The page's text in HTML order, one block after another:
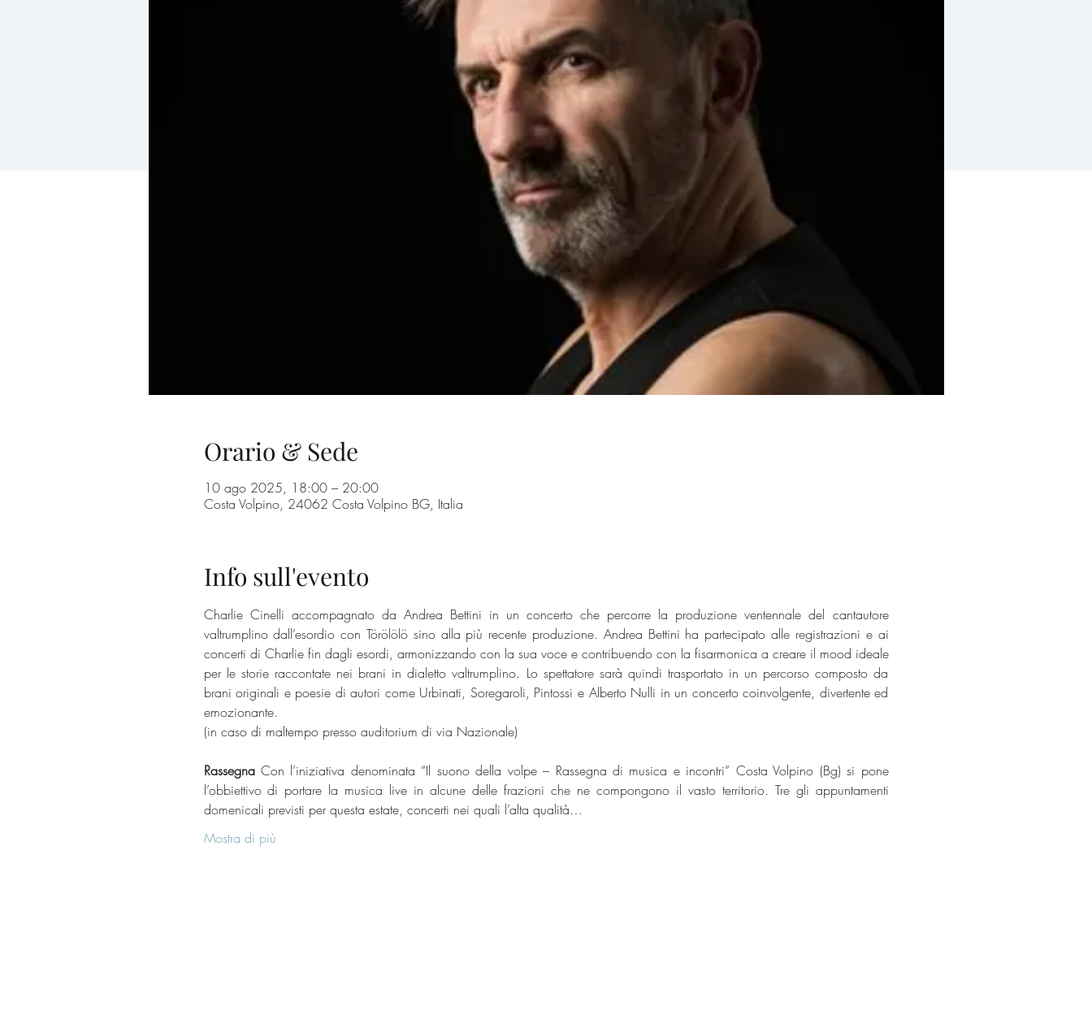
Orario & Sede
10 ago 2025, 18:00 – 20:00
Costa Volpino, 24062 Costa Volpino BG, Italia
Info sull'evento
Charlie Cinelli accompagnato da Andrea Bettini in un concerto che percorre la produzione ventennale del cantautore
valtrumplino dall’esordio con Törölölö sino alla più recente produzione. Andrea Bettini ha partecipato alle registrazioni e ai
concerti di Charlie fin dagli esordi, armonizzando con la sua voce e contribuendo con la fisarmonica a creare il mood ideale
per le storie raccontate nei brani in dialetto valtrumplino. Lo spettatore sarà quindi trasportato in un percorso composto da
brani originali e poesie di autori come Urbinati, Soregaroli, Pintossi e Alberto Nulli in un concerto coinvolgente, divertente ed
emozionante.
(in caso di maltempo presso auditorium di via Nazionale)
Rassegna Con l’iniziativa denominata “Il suono della volpe – Rassegna di musica e incontri” Costa Volpino (Bg) si pone
l’obbiettivo di portare la musica live in alcune delle frazioni che ne compongono il vasto territorio. Tre gli appuntamenti
domenicali previsti per questa estate, concerti nei quali l’alta qualità…
Mostra di più